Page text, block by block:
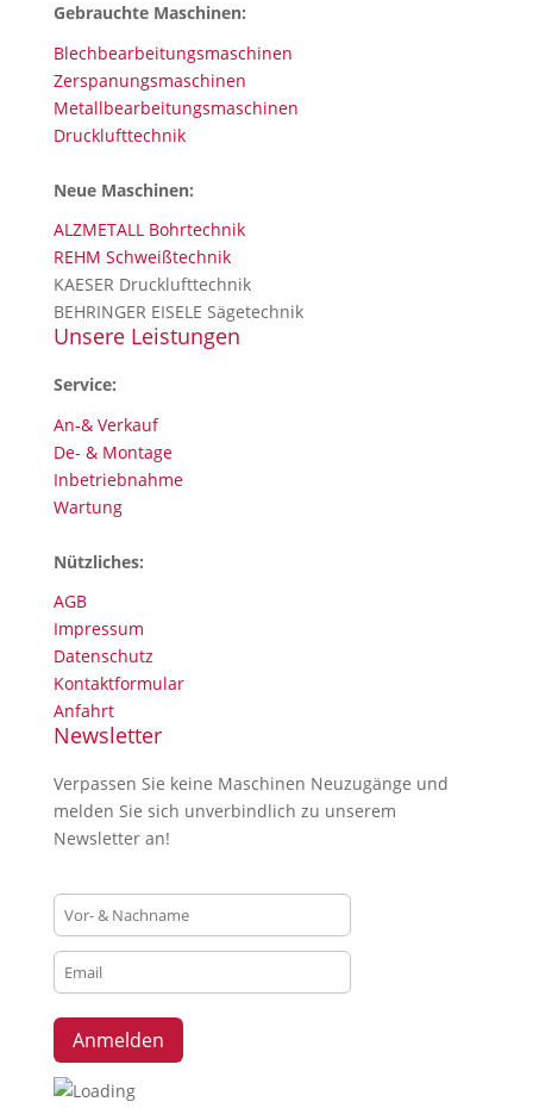
Gebrauchte Maschinen:
Blechbearbeitungsmaschinen
Zerspanungsmaschinen
Metallbearbeitungsmaschinen
Drucklufttechnik
Neue Maschinen:
ALZMETALL Bohrtechnik
REHM Schweißtechnik
KAESER Drucklufttechnik
BEHRINGER EISELE Sägetechnik
Unsere Leistungen
Service:
An-& Verkauf
De- & Montage
Inbetriebnahme
Wartung
Nützliches:
AGB
Impressum
Datenschutz
Kontaktformular
Anfahrt
Newsletter
Verpassen Sie keine Maschinen Neuzugänge und
melden Sie sich unverbindlich zu unserem
Newsletter an!